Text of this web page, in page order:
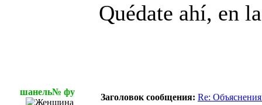
Quédate ahí, en
шанель№ фу
Заголовок сообщения: Re: